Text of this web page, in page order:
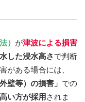
） が津波による損害
した浸水高さで判断
がある場合には、
壁等）の損害」 での
い方が採用 されま